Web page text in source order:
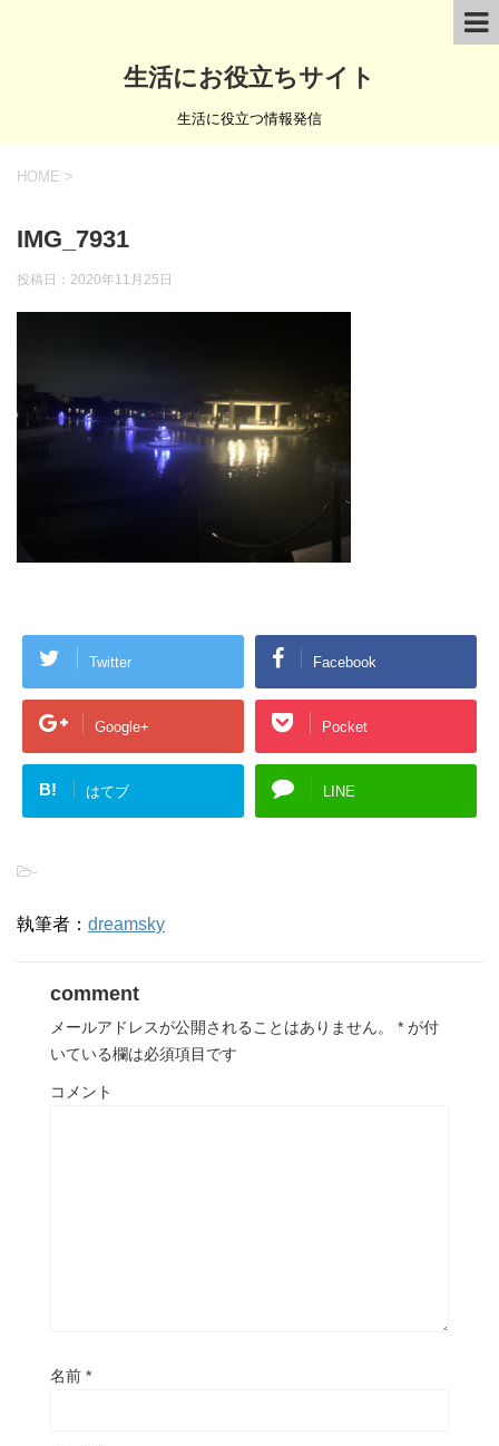
生活にお役立ちサイト
生活に役立つ情報発信
HOME >
IMG_7931
投稿日： 2020年11月25日
Twitter Facebook
Google+ Pocket
B! はてブ LINE
-
執筆者： dreamsky
comment
メールアドレスが公開されることはありません。 * が付
いている欄は必須項目です
コメント
名前 *